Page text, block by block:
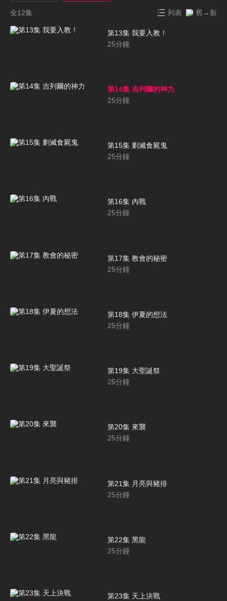
全12集 列表 舊→新
第13集 我要入教！
25分鐘
第14集 吉列爾的神力
25分鐘
第15集 剿滅食屍鬼
25分鐘
第16集 內戰
25分鐘
第17集 教會的秘密
25分鐘
第18集 伊夏的想法
25分鐘
第19集 大聖誕祭
25分鐘
第20集 來襲
25分鐘
第21集 月亮與豬排
25分鐘
第22集 黑龍
25分鐘
第23集 天上決戰